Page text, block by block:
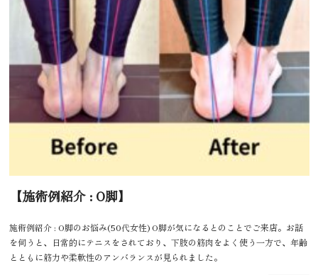
【施術例紹介 : O脚】
施術例紹介 : O脚のお悩み(50代女性) O脚が気になるとのことでご来店。お話
を伺うと、日常的にテニスをされており、下肢の筋肉をよく使う一方で、年齢
とともに筋力や柔軟性のアンバランスが見られました。